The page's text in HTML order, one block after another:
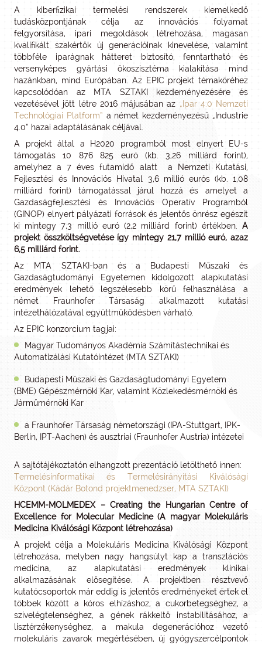
A kiberfizikai termelési rendszerek kiemelkedő
tudásközpontjának célja az innovációs folyamat
felgyorsítása, ipari megoldások létrehozása, magasan
kvalifikált szakértők új generációinak kinevelése, valamint
többféle iparágnak hátteret biztosító, fenntartható és
versenyképes gyártási ökoszisztéma kialakítása mind
hazánkban, mind Európában. Az EPIC projekt témaköréhez
kapcsolódóan az MTA SZTAKI kezdeményezésére és
vezetésével jött létre 2016 májusában az „Ipar 4.0 Nemzeti
Technológiai Platform” a német kezdeményezésű „Industrie
4.0” hazai adaptálásának céljával.
A projekt által a H2020 programból most elnyert EU-s
támogatás 10 876 825 euró (kb. 3,26 milliárd forint),
amelyhez a 7 éves futamidő alatt a Nemzeti Kutatási,
Fejlesztési és Innovációs Hivatal 3,6 millió eurós (kb. 1,08
milliárd forint) támogatással járul hozzá és amelyet a
Gazdaságfejlesztési és Innovációs Operatív Programból
(GINOP) elnyert pályázati források és jelentős önrész egészít
ki mintegy 7,3 millió euró (2,2 milliárd forint) értékben. A
projekt összköltségvetése így mintegy 21,7 millió euró, azaz
6,5 milliárd forint.
Az MTA SZTAKI-ban és a Budapesti Műszaki és
Gazdaságtudományi Egyetemen kidolgozott alapkutatási
eredmények lehető legszélesebb körű felhasználása a
német Fraunhofer Társaság alkalmazott kutatási
intézethálózatával együttműködésben várható.
Az EPIC konzorcium tagjai:
Magyar Tudományos Akadémia Számítástechnikai és
Automatizálási Kutatóintézet (MTA SZTAKI)
Budapesti Műszaki és Gazdaságtudományi Egyetem
(BME) Gépészmérnöki Kar, valamint Közlekedésmérnöki és
Járműmérnöki Kar
a Fraunhofer Társaság németországi (IPA-Stuttgart, IPK-
Berlin, IPT-Aachen) és ausztriai (Fraunhofer Austria) intézetei
A sajtótájékoztatón elhangzott prezentáció letölthető innen:
Termelésinformatikai és Termelésirányítási Kiválósági
Központ (Kádár Botond projektmenedzser, MTA SZTAKI)
HCEMM-MOLMEDEX – Creating the Hungarian Centre of
Excellence for Molecular Medicine (A magyar
Molekuláris
Medicina Kiválósági Központ létrehozása)
A projekt célja a Molekuláris Medicina Kiválósági Központ
létrehozása, melyben nagy hangsúlyt kap a transzlációs
medicina, az alapkutatási eredmények klinikai
alkalmazásának elősegítése. A projektben résztvevő
kutatócsoportok már eddig is jelentős eredményeket értek el
többek között a kóros elhízáshoz, a cukorbetegséghez, a
szívelégtelenséghez, a gének rákkeltő instabilitásához, a
lisztérzékenységhez, a makula degenerációhoz vezető
molekuláris zavarok megértésében, új gyógyszercélpontok